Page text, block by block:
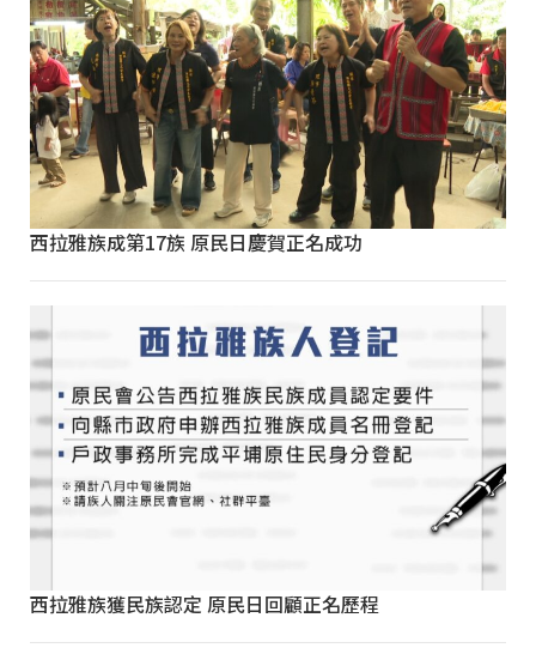
西拉雅族成第17族 原民日慶賀正名成功
西拉雅族獲民族認定 原民日回顧正名歷程